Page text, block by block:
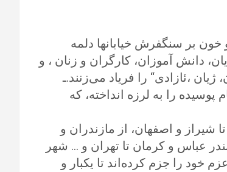
بر سنگفرش خیابانها دلمه
دانش آموزان، کارگران و زنان ، و
،ئازادی“ را فریاد می‌زنند.ـ
پوسیده را به لرزه انداخته، که
شیراز و اصفهان، از مازندران و
عباس و کرمان تا تهران و … شهر
خود را جزم کرده‌اند تا یکبار و